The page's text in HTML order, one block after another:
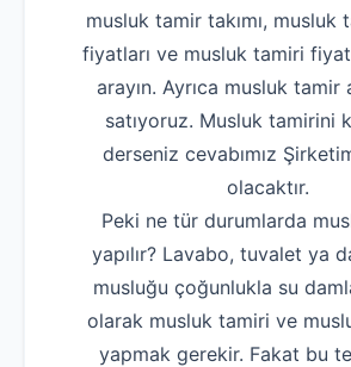
musluk tamir takımı, musluk
fiyatları ve musluk tamiri
arayın. Ayrıca musluk tamir
satıyoruz. Musluk tamirini
derseniz cevabımız
olacaktır.
Peki ne tür durumlarda
yapılır? Lavabo, tuvalet ya
musluğu çoğunlukla su
olarak musluk tamiri ve
yapmak gerekir. Fakat bu